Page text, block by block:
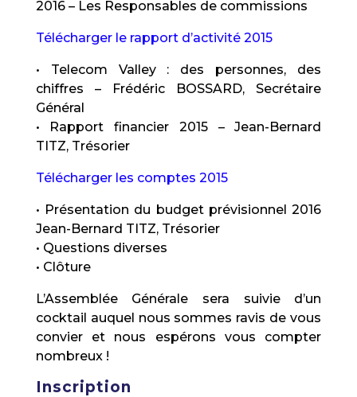
2016 – Les Responsables de commissions
Télécharger le rapport d’activité 2015
• Telecom Valley : des personnes, des
chiffres – Frédéric BOSSARD, Secrétaire
Général
• Rapport financier 2015 – Jean-Bernard
TITZ, Trésorier
Télécharger les comptes 2015
• Présentation du budget prévisionnel 2016
Jean-Bernard TITZ, Trésorier
• Questions diverses
• Clôture
L’Assemblée Générale sera suivie d’un
cocktail auquel nous sommes ravis de vous
convier et nous espérons vous compter
nombreux !
Inscription